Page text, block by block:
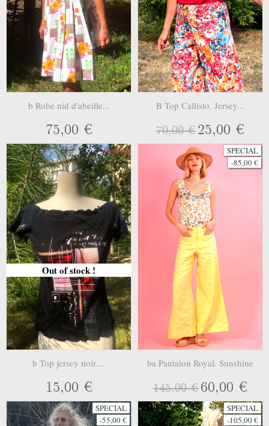
b Robe nid d'abeille...
75,00 €
B Top Callisto. Jersey...
70,00 €25,00 €
Revival
Out of stock !
b Top jersey noir....
15,00 €
SPECIAL
-85,00 €
ba Pantalon Royal. Sunshine
145,00 €60,00 €
SPECIAL
-55,00 €
SPECIAL
-105,00 €